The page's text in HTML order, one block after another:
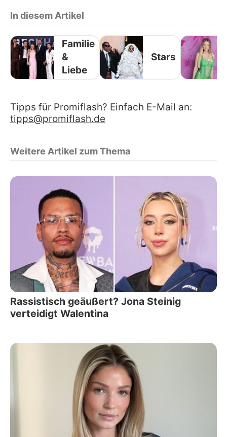
In diesem Artikel
Familie
&
Liebe
Stars
Tipps für Promiflash? Einfach E-Mail an:
tipps@promiflash.de
Weitere Artikel zum Thema
Rassistisch geäußert? Jona Steinig
verteidigt Walentina